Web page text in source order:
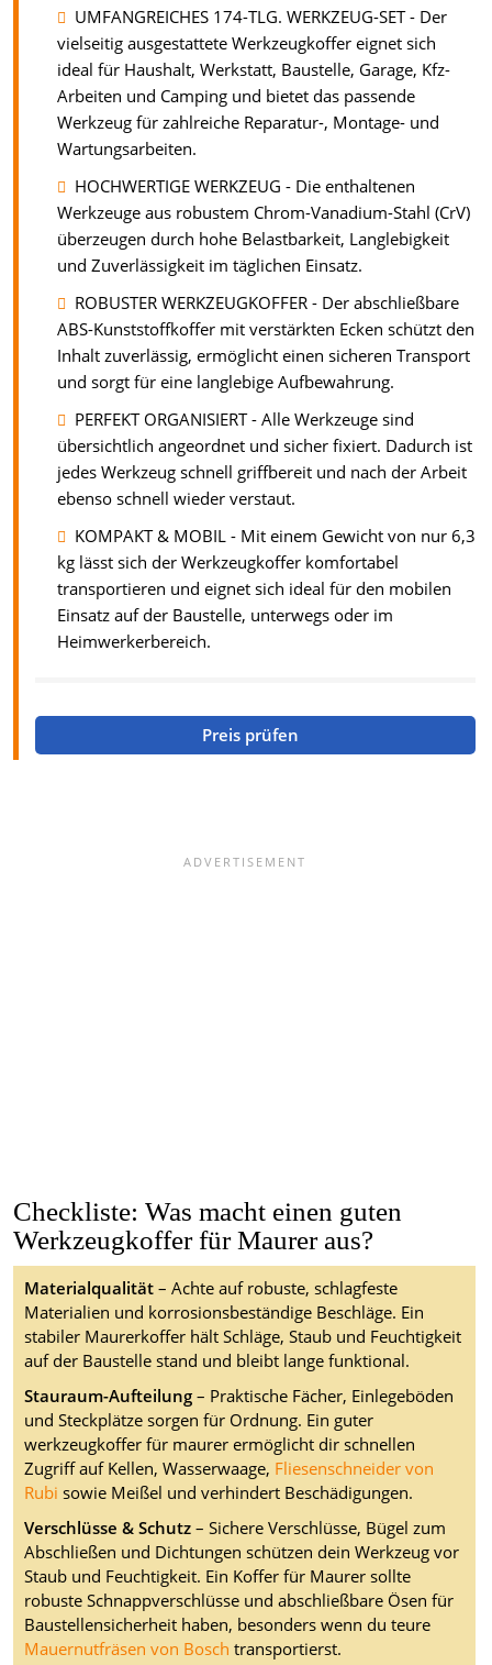
UMFANGREICHES 174-TLG. WERKZEUG-SET - Der
vielseitig ausgestattete Werkzeugkoffer eignet sich
ideal für Haushalt, Werkstatt, Baustelle, Garage, Kfz-
Arbeiten und Camping und bietet das passende
Werkzeug für zahlreiche Reparatur-, Montage- und
Wartungsarbeiten.
HOCHWERTIGE WERKZEUG - Die enthaltenen
Werkzeuge aus robustem Chrom-Vanadium-Stahl (CrV)
überzeugen durch hohe Belastbarkeit, Langlebigkeit
und Zuverlässigkeit im täglichen Einsatz.
ROBUSTER WERKZEUGKOFFER - Der abschließbare
ABS-Kunststoffkoffer mit verstärkten Ecken schützt den
Inhalt zuverlässig, ermöglicht einen sicheren Transport
und sorgt für eine langlebige Aufbewahrung.
PERFEKT ORGANISIERT - Alle Werkzeuge sind
übersichtlich angeordnet und sicher fixiert. Dadurch ist
jedes Werkzeug schnell griffbereit und nach der Arbeit
ebenso schnell wieder verstaut.
KOMPAKT & MOBIL - Mit einem Gewicht von nur 6,3
kg lässt sich der Werkzeugkoffer komfortabel
transportieren und eignet sich ideal für den mobilen
Einsatz auf der Baustelle, unterwegs oder im
Heimwerkerbereich.
Preis prüfen
Checkliste: Was macht einen guten
Werkzeugkoffer für Maurer aus?
Materialqualität– Achte auf robuste, schlagfeste
Materialien und korrosionsbeständige Beschläge. Ein
stabiler Maurerkoffer hält Schläge, Staub und Feuchtigkeit
auf der Baustelle stand und bleibt lange funktional.
Stauraum-Aufteilung– Praktische Fächer, Einlegeböden
und Steckplätze sorgen für Ordnung. Ein guter
werkzeugkoffer für maurer ermöglicht dir schnellen
Zugriff auf Kellen, Wasserwaage, Fliesenschneider von
Rubi sowie Meißel und verhindert Beschädigungen.
Verschlüsse & Schutz– Sichere Verschlüsse, Bügel zum
Abschließen und Dichtungen schützen dein Werkzeug vor
Staub und Feuchtigkeit. Ein Koffer für Maurer sollte
robuste Schnappverschlüsse und abschließbare Ösen für
Baustellensicherheit haben, besonders wenn du teure
Mauernutfräsen von Bosch transportierst.